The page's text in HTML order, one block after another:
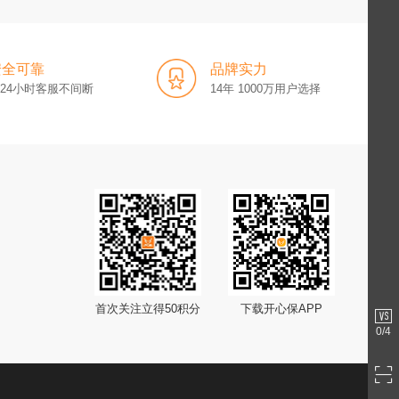
可靠
小时客服不间断
品牌实力
14年 1000万用户选择
首次关注立得50积分 下载开心保APP
0/4